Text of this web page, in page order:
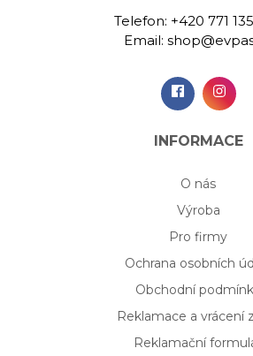
Telefon: +420 771
Email:
INFORMACE
O nás
Výroba
Pro firmy
Ochrana osobních
Obchodní
Reklamace a vrácení
Reklamační